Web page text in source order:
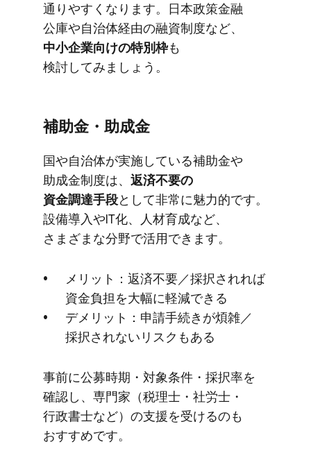
通りやすくなります。​日本政策金融​
公庫や​自治体​経由の​融資制度など、
中小企業向けの​特別枠も​
検討してみましょう。
補助金・助成金
国や​自治体が​実施している​補助金や​
助成金制度は、 ​返済不要の​
資金調達手段と​して​非常に​魅力的です。​
設備導入や​IT化、​人材育成など、​
さまざまな​分野で​活用できます。
メリット：返済不要／採択されれば​
資金負担を​大幅に​軽減できる
デメリット：申請手​続きが​煩雑／
採択されないリスクも​ある
事前に​公募時期・対象条件・採択率を​
確認し、​専門家​（税理士・社労士・​
行政書士など）の​支援を​受けるのも​
おすすめです。